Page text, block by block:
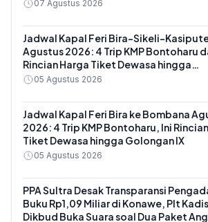
07 Agustus 2026
Jadwal Kapal Feri Bira-Sikeli-
Agustus 2026: 4 Trip KMP Bontoharu
Rincian Harga Tiket Dewasa hingga
Kendaraan Golongan IX
05 Agustus 2026
Jadwal Kapal Feri Bira ke Bombana
2026: 4 Trip KMP Bontoharu, Ini
Tiket Dewasa hingga Golongan IX
05 Agustus 2026
PPA Sultra Desak Transparansi
Buku Rp1,09 Miliar di Konawe, Plt Kadis
Dikbud Buka Suara soal Dua Paket